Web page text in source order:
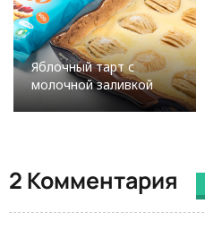
Яблочный тарт с
молочной заливкой
2 Комментария